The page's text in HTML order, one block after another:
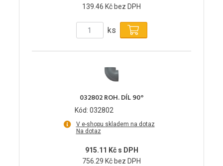
139.46 Kč bez DPH
ks
032802 ROH. DÍL 90°
Kód: 032802
V e-shopu skladem na dotaz
Na dotaz
915.11 Kč s DPH
756.29 Kč bez DPH